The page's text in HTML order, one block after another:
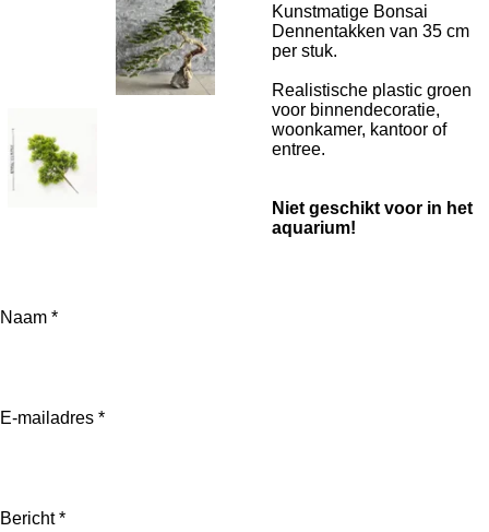
Kunstmatige Bonsai
Dennentakken van 35 cm
per stuk.
Realistische plastic groen
voor binnendecoratie,
woonkamer, kantoor of
entree.
Niet geschikt voor in het
aquarium!
Naam *
E-mailadres *
Bericht *